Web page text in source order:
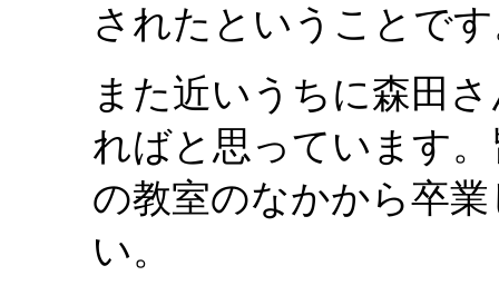
されたということで
また近いうちに森田
ればと思っています
の教室のなかから卒
い。